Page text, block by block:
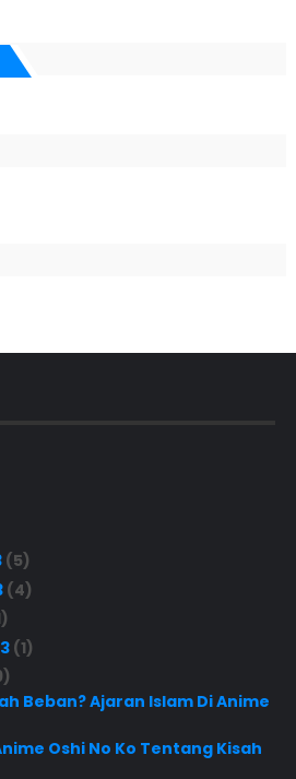
(5)
(4)
(1)
Beban? Ajaran Islam Di Anime
Oshi No Ko Tentang Kisah